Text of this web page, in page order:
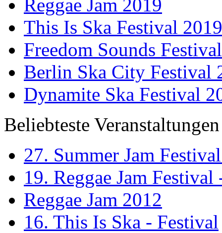
Reggae Jam 2019
This Is Ska Festival 2019
Freedom Sounds
Berlin Ska City Festival
Dynamite Ska Festival
Beliebteste Veranstaltungen
27. Summer Jam
19. Reggae Jam
Reggae Jam 2012
16. This Is Ska - Festival